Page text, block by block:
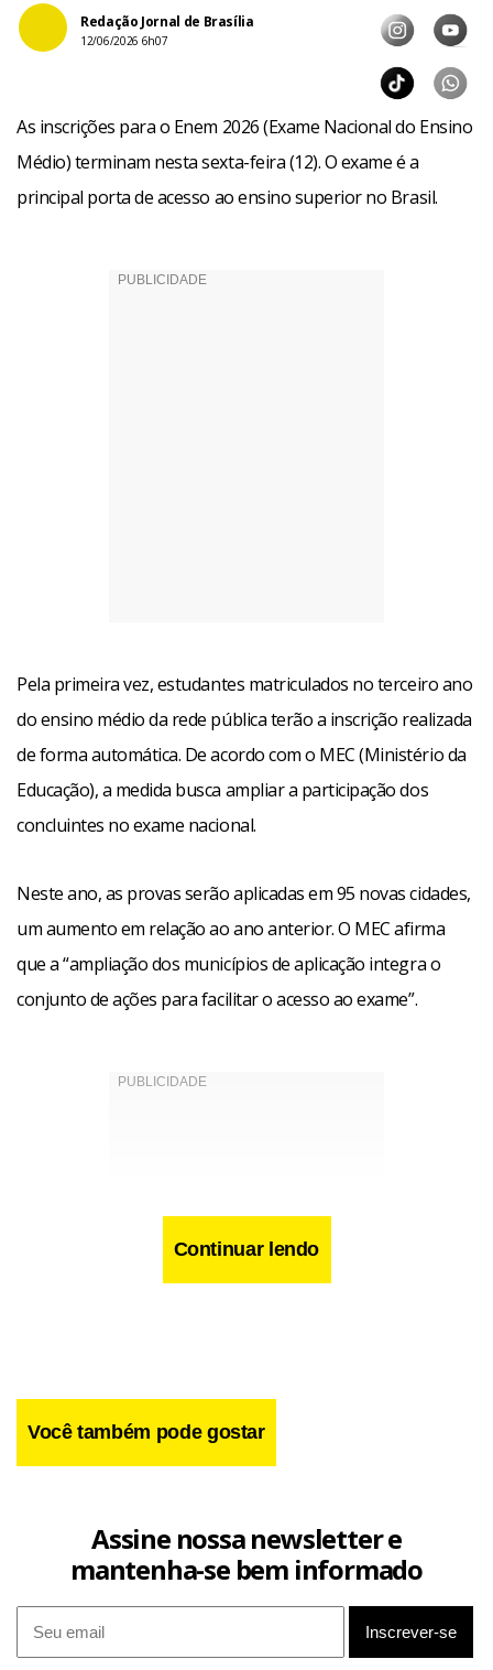
Redação Jornal de Brasília
12/06/2026 6h07
As inscrições para o Enem 2026 (Exame Nacional do Ensino
Médio) terminam nesta sexta-feira (12). O exame é a
principal porta de acesso ao ensino superior no Brasil.
Pela primeira vez, estudantes matriculados no terceiro ano
do ensino médio da rede pública terão a inscrição realizada
de forma automática. De acordo com o MEC (Ministério da
Educação), a medida busca ampliar a participação dos
concluintes no exame nacional.
Neste ano, as provas serão aplicadas em 95 novas cidades,
um aumento em relação ao ano anterior. O MEC afirma
que a “ampliação dos municípios de aplicação integra o
conjunto de ações para facilitar o acesso ao exame”.
Para ajudar os candidatos, a Folha reuniu alguns tópicos
e orientações sobre o exame nacional. Confira abaixo:
Continuar lendo
Você também pode gostar
Assine nossa newsletter e
mantenha-se bem informado